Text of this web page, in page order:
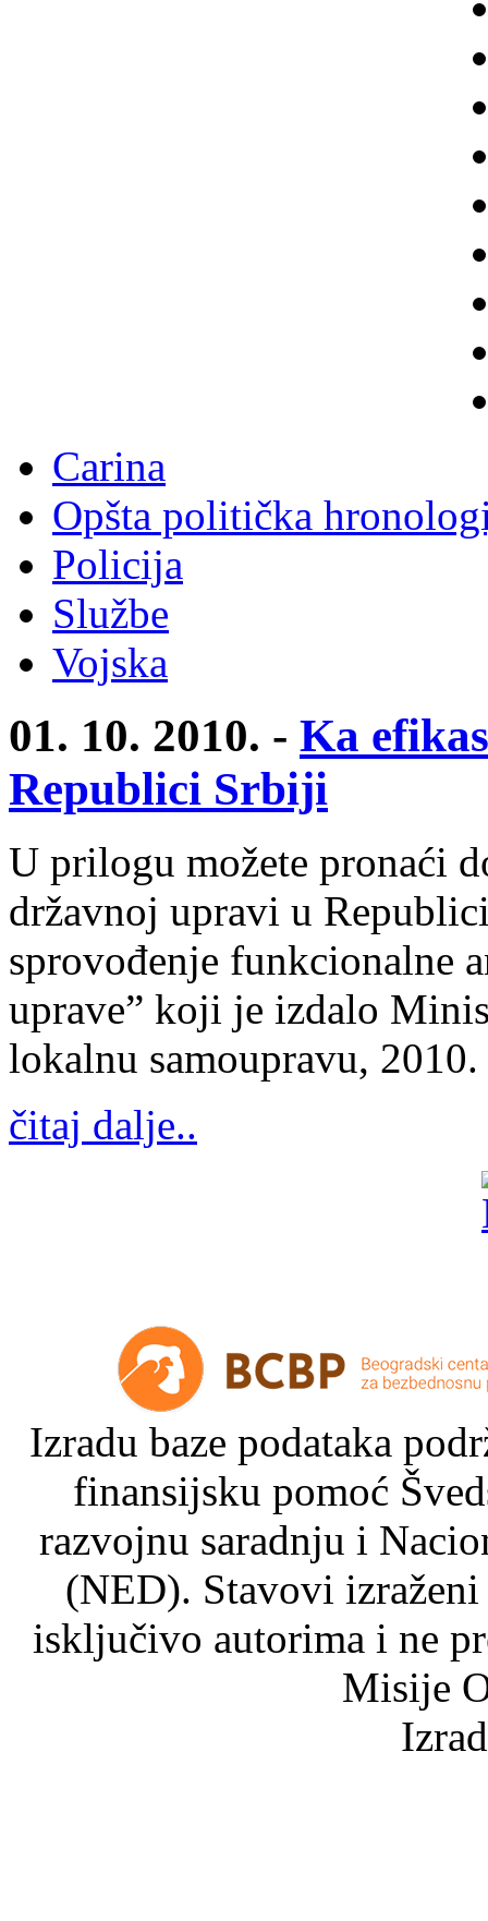
Carina
Opšta politička
Policija
Službe
Vojska
01. 10. 2010. - Ka
Republici Srbiji
U prilogu možete pronaći
državnoj upravi u
sprovođenje funkcionalne
uprave” koji je izdalo
lokalnu samoupravu,
čitaj dalje..
Izradu baze podataka
finansijsku pomoć
razvojnu saradnju i
(NED). Stavovi
isključivo autorima i ne
Misije